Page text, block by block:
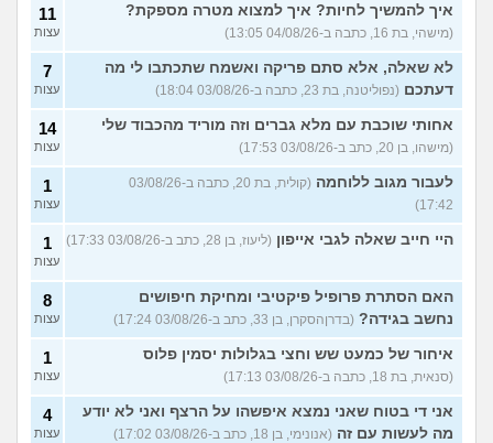
איך להמשיך לחיות? איך למצוא מטרה מספקת?
(מישהי, בת 16, כתבה ב-04/08/26 13:05)
11
עצות
לא שאלה, אלא סתם פריקה ואשמח שתכתבו לי מה
דעתכם (נפוליטנה, בת 23, כתבה ב-03/08/26 18:04)
7
עצות
אחותי שוכבת עם מלא גברים וזה מוריד מהכבוד שלי
(מישהו, בן 20, כתב ב-03/08/26 17:53)
14
עצות
לעבור מגוב ללוחמה
(קולית, בת 20, כתבה ב-03/08/26
17:42)
1
עצות
היי חייב שאלה לגבי אייפון (ליעוז, בן 28, כתב ב-03/08/26 17:33) 1
עצות
האם הסתרת פרופיל פיקטיבי ומחיקת חיפושים
נחשב בגידה? (בדרןהסקרן, בן 33, כתב ב-03/08/26 17:24)
8
עצות
איחור של כמעט שש וחצי בגלולות יסמין פלוס
(סנאית, בת 18, כתבה ב-03/08/26 17:13)
1
עצות
אני די בטוח שאני נמצא איפשהו על הרצף ואני לא יודע
מה לעשות עם זה (אנונימי, בן 18, כתב ב-03/08/26 17:02)
4
עצות